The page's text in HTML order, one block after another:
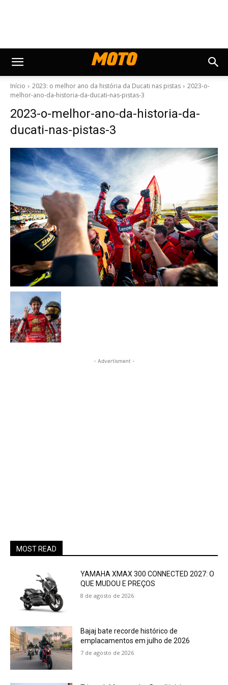
Início 2023: o melhor ano da história da Ducati nas pistas
2023-o-
melhor-ano-da-historia-da-ducati-nas-pistas-3
2023-o-melhor-ano-da-historia-da-
ducati-nas-pistas-3
- Advertisment -
MOST READ
YAMAHA XMAX 300 CONNECTED 2027: O
QUE MUDOU E PREÇOS
8 de agosto de 2026
Bajaj bate recorde histórico de
emplacamentos em julho de 2026
7 de agosto de 2026